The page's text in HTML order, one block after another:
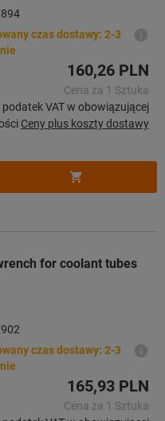
czas dostawy: 2-3
160,26 PLN
Cena za 1 Sztuka
podatek VAT w obowiązującej
Ceny plus koszty dostawy
for coolant tubes
czas dostawy: 2-3
165,93 PLN
Cena za 1 Sztuka